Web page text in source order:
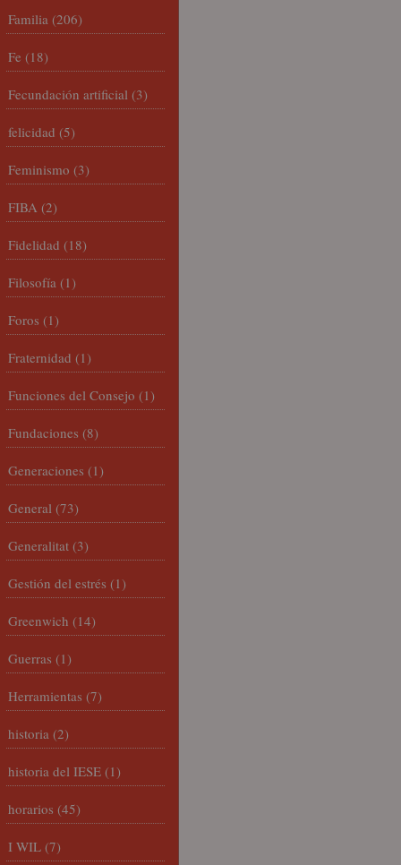
Familia (206)
Fe (18)
Fecundación artificial (3)
felicidad (5)
Feminismo (3)
FIBA (2)
Fidelidad (18)
Filosofía (1)
Foros (1)
Fraternidad (1)
Funciones del Consejo (1)
Fundaciones (8)
Generaciones (1)
General (73)
Generalitat (3)
Gestión del estrés (1)
Greenwich (14)
Guerras (1)
Herramientas (7)
historia (2)
historia del IESE (1)
horarios (45)
I WIL (7)